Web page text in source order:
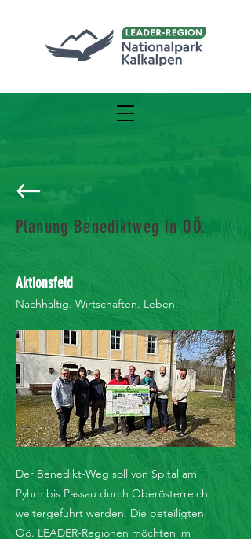
Planung Benediktweg in OÖ.
Aktionsfeld
Nachhaltig. Wirtschaften. Leben.
Der Benedikt-Weg soll von Spital am
Pyhrn bis Passau durch Oberösterreich
weitergeführt werden. Die beteiligten
Oö. LEADER-Regionen möchten im